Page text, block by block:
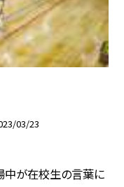
03/23
中が在校生の言葉に